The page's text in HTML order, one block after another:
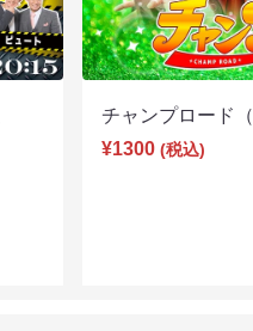
チャンプロード
¥1300 (税込)